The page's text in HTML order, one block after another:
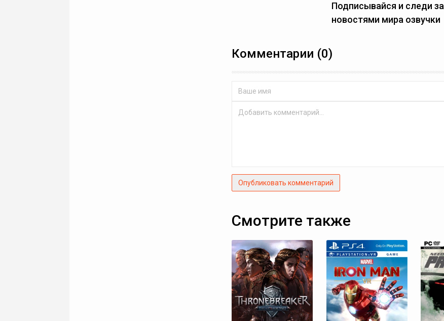
Подписывайся и следи за
новостями мира озвучки
Комментарии (0)
Опубликовать комментарий
Смотрите также